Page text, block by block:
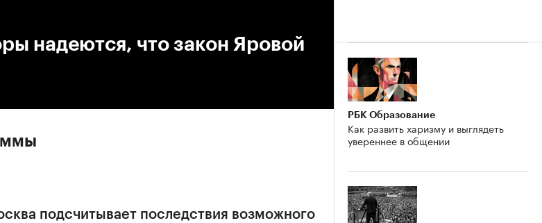
надеются, что закон Яровой
подсчитывает последствия возможного
РБК Образование
Как развить харизму и выглядеть
увереннее в общении